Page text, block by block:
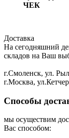
ЧЕК
Доставка
На сегодняшний
складов на Ваш
г.Смоленск, ул.
г.Москва,
Способы
мы осуществим
Вас способом: